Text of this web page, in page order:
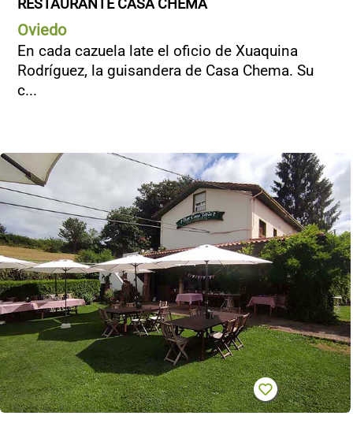
Oviedo
En cada cazuela late el oficio de Xuaquina
Rodríguez, la guisandera de Casa Chema. Su
c...